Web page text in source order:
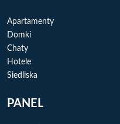
Apartamenty
Domki
Chaty
Hotele
Siedliska
PANEL